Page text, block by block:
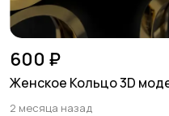
600 ₽
Женское Кольцо 3D
2 месяца назад